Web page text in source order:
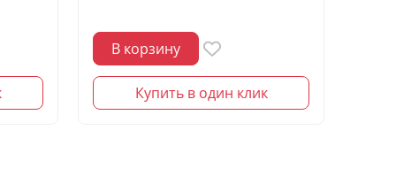
В корзину
Купить в один клик